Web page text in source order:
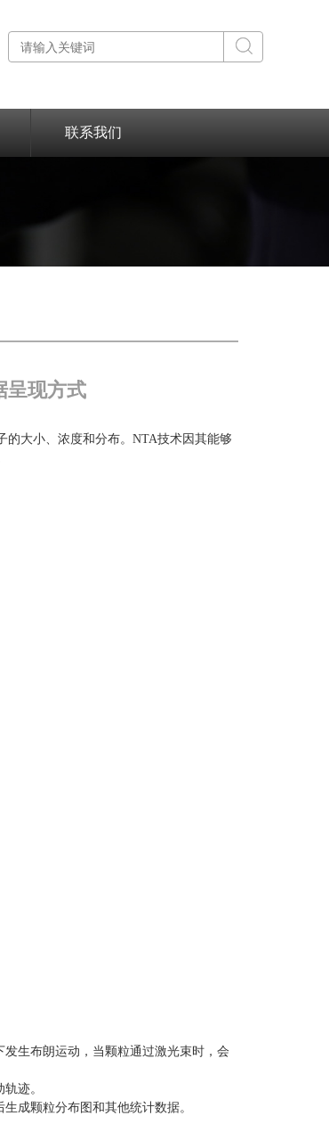
联系我们
呈现方式
大小、浓度和分布。NTA技术因其能够
生布朗运动，当颗粒通过激光束时，会
迹。
成颗粒分布图和其他统计数据。